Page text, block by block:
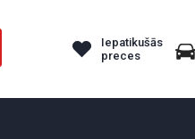
Iepatikušās
preces